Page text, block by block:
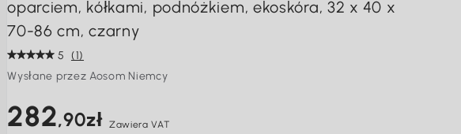
oparciem, kółkami, podnóżkiem, ekoskóra, 32 x 40 x
70-86 cm, czarny
5 (1)
Wysłane przez Aosom Niemcy
282,90zł Zawiera VAT